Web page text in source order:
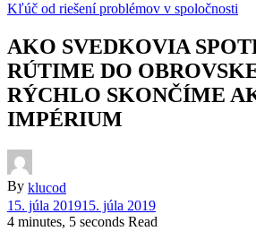
Kľúč od riešení problémov v spoločnosti
AKO SVEDKOVIA
RÚTIME DO
RÝCHLO SKONČÍME
IMPÉRIUM
By klucod
15. júla 201915. júla 2019
4 minutes, 5 seconds Read